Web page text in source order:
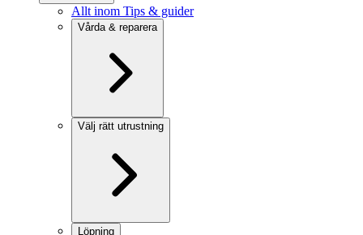
Allt inom Tips & guider
Vårda & reparera
Välj rätt utrustning
Löpning